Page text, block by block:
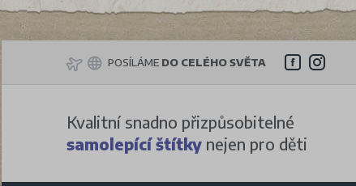
POSÍLÁME DO CELÉHO SVĚTA
Kvalitní snadno přizpůsobitelné
samolepící štítky nejen pro děti